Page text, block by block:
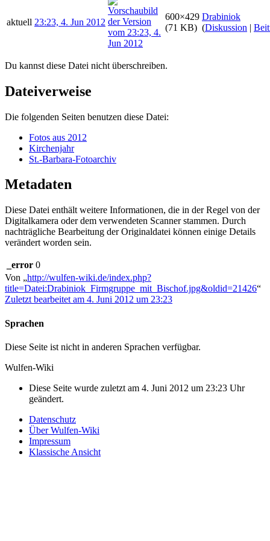
aktuell 23:23, 4. Jun 2012
600×429
(71 KB)
Drabiniok
(Diskussion |
Du kannst diese Datei nicht überschreiben.
Dateiverweise
Die folgenden Seiten benutzen diese Datei:
Fotos aus 2012
Kirchenjahr
St.-Barbara-Fotoarchiv
Metadaten
Diese Datei enthält weitere Informationen, die in der Regel von der
Digitalkamera oder dem verwendeten Scanner stammen. Durch
nachträgliche Bearbeitung der Originaldatei können einige Details
verändert worden sein.
_error 0
Von „http://wulfen-wiki.de/index.php?
title=Datei:Drabiniok_Firmgruppe_mit_Bischof.jpg&oldid=21426“
Zuletzt bearbeitet am 4. Juni 2012 um 23:23
Sprachen
Diese Seite ist nicht in anderen Sprachen verfügbar.
Wulfen-Wiki
Diese Seite wurde zuletzt am 4. Juni 2012 um 23:23 Uhr
geändert.
Datenschutz
Über Wulfen-Wiki
Impressum
Klassische Ansicht